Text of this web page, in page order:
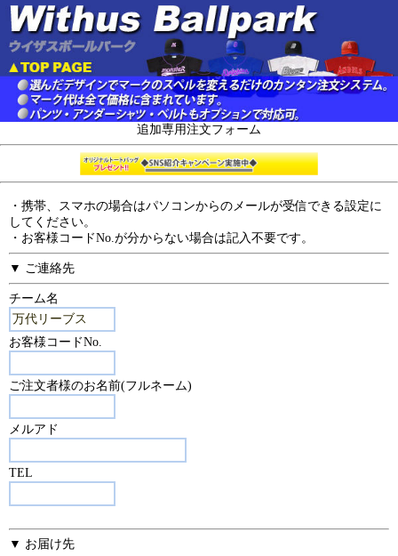
追加専用注文フォーム
・携帯、スマホの場合はパソコンからのメールが受信できる設定に
してください。
・お客様コードNo.が分からない場合は記入不要です。
▼ ご連絡先
チーム名
お客様コードNo.
ご注文者様のお名前(フルネーム)
メルアド
TEL
▼ お届け先